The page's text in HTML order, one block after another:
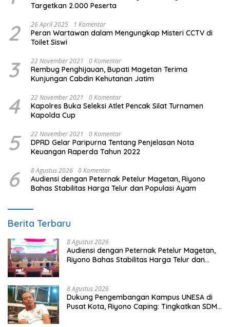
Targetkan 2.000 Peserta
2 26 April 2025 1 Komentar
Peran Wartawan dalam Mengungkap Misteri CCTV di
Toilet Siswi
3 22 November 2021 0 Komentar
Rembug Penghijauan, Bupati Magetan Terima
Kunjungan Cabdin Kehutanan Jatim
4 22 November 2021 0 Komentar
Kapolres Buka Seleksi Atlet Pencak Silat Turnamen
Kapolda Cup
5 22 November 2021 0 Komentar
DPRD Gelar Paripurna Tentang Penjelasan Nota
Keuangan Raperda Tahun 2022
6 8 Agustus 2026 0 Komentar
Audiensi dengan Peternak Petelur Magetan, Riyono
Bahas Stabilitas Harga Telur dan Populasi Ayam
Berita Terbaru
8 Agustus 2026
Audiensi dengan Peternak Petelur Magetan,
Riyono Bahas Stabilitas Harga Telur dan
8 Agustus 2026
Dukung Pengembangan Kampus UNESA di
Pusat Kota, Riyono Caping: Tingkatkan SDM